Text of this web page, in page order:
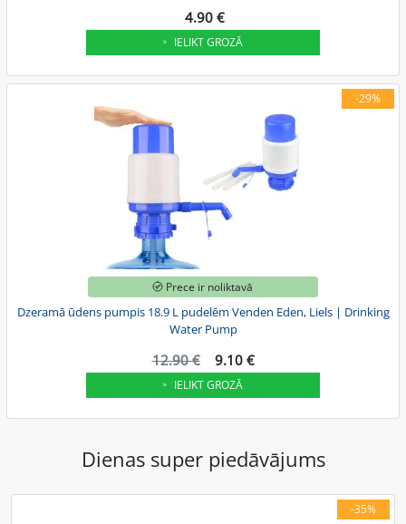
4.90 €
IELIKT GROZĀ
-29%
Prece ir noliktavā
Dzeramā ūdens pumpis 18.9 L pudelēm Venden Eden, Liels | Drinking
Water Pump
12.90 € 9.10 €
IELIKT GROZĀ
Dienas super piedāvājums
-35%